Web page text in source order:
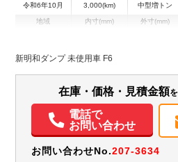
令和6年10月 3,000(km) 中型増トン
地域 内寸(mm)
H:560
外寸(mm)
エアコン パワステ パワーウィンドウ ABS
新明和ダンプ 未使用車 F6
在庫・価格・見積金額
電話で
お問い合わせ
お問い合わせNo.207-3634